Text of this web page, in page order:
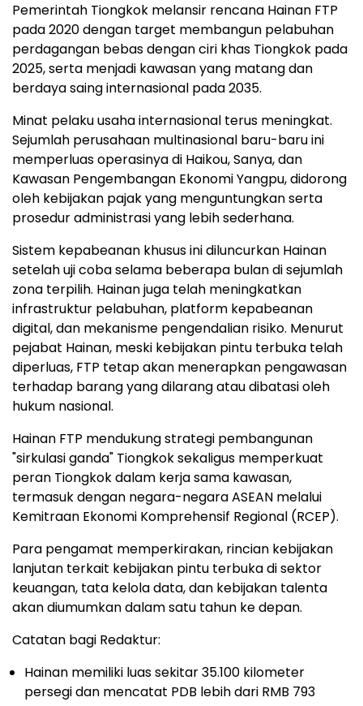
Pemerintah Tiongkok melansir rencana Hainan FTP
pada 2020 dengan target membangun pelabuhan
perdagangan bebas dengan ciri khas Tiongkok pada
2025, serta menjadi kawasan yang matang dan
berdaya saing internasional pada 2035.
Minat pelaku usaha internasional terus meningkat.
Sejumlah perusahaan multinasional baru-baru ini
memperluas operasinya di Haikou, Sanya, dan
Kawasan Pengembangan Ekonomi Yangpu, didorong
oleh kebijakan pajak yang menguntungkan serta
prosedur administrasi yang lebih sederhana.
Sistem kepabeanan khusus ini diluncurkan Hainan
setelah uji coba selama beberapa bulan di sejumlah
zona terpilih. Hainanjuga telah meningkatkan
infrastruktur pelabuhan, platform kepabeanan
digital, dan mekanisme pengendalian risiko. Menurut
pejabat Hainan, meski kebijakan pintu terbuka telah
diperluas, FTP tetap akan menerapkan pengawasan
terhadap barang yang dilarang atau dibatasi oleh
hukum nasional.
Hainan FTP mendukung strategi pembangunan
"sirkulasi ganda" Tiongkok sekaligus memperkuat
peran Tiongkok dalam kerja sama kawasan,
termasuk dengan negara-negara ASEAN melalui
Kemitraan Ekonomi Komprehensif Regional (RCEP).
Para pengamat memperkirakan, rincian kebijakan
lanjutan terkait kebijakan pintu terbuka di sektor
keuangan, tata kelola data, dan kebijakan talenta
akan diumumkan dalam satu tahun ke depan.
Catatan bagi Redaktur:
Hainan memiliki luas sekitar 35.100 kilometer
persegi dan mencatat PDB lebih dari RMB 793